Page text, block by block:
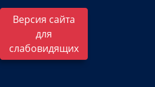
Версия сайта
для
слабовидящих